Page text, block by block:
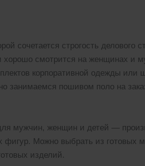
сочетается строгость
хорошо смотрится на женщинах и
корпоративной одежды
занимаемся пошивом поло на
мужчин, женщин и детей —
Можно выбрать из готовых
изделий.